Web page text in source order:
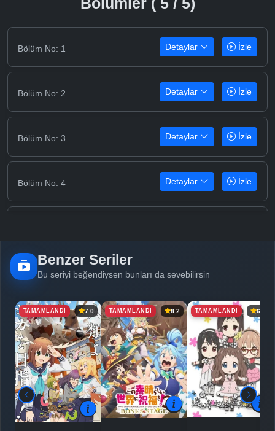
Bölüm No: 1 Detaylar İzle
Bölüm No: 2 Detaylar İzle
Bölüm No: 3 Detaylar İzle
Bölüm No: 4 Detaylar İzle
Benzer Seriler
Bu seriyi beğendiysen bunları da sevebilirsin
TAMAMLANDI 7.0 TAMAMLANDI 8.2 TAMAMLANDI 6.5